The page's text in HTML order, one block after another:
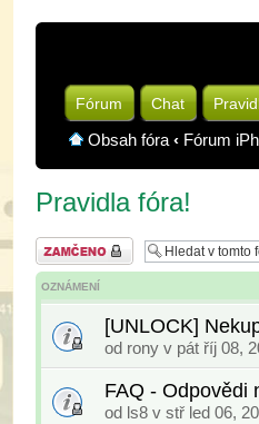
Fórum Chat
Obsah fóra ‹ Fórum
Pravidla fóra!
Fórum je
zamknuté
OZNÁMENÍ
[UNLOCK]
od rony v pát říj 08,
FAQ - Odpovědi
od ls8 v stř led 06,